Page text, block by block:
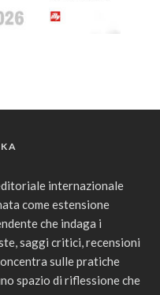
internazionale
come estensione
che indaga i
saggi critici, recensioni
sulle pratiche
spazio di riflessione che